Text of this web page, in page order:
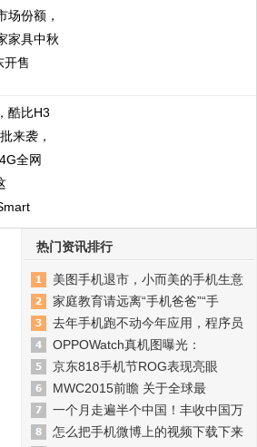
场份额，
家具中秋
开售
酷比H3
来袭，
全网
热门资讯排行
美图手机退市，小而美的手机生意
家庭教育请远离“手机爸爸”“手
去年手机跑不动今年应用，程序员
OPPOWatch真机图曝光：
京东818手机节ROG表现亮眼
MWC2015前瞻 关于全球最
一个月走遍半个中国！丰收中国万
怎么把手机微博上的视频下载下来